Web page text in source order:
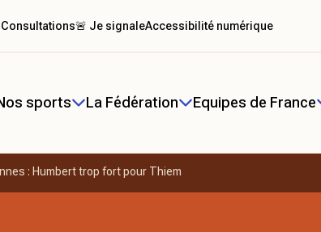
sports La Fédération Equipes de France
Consultations🚨 Je signaleAccessibilité numérique
: Humbert trop fort pour Thiem